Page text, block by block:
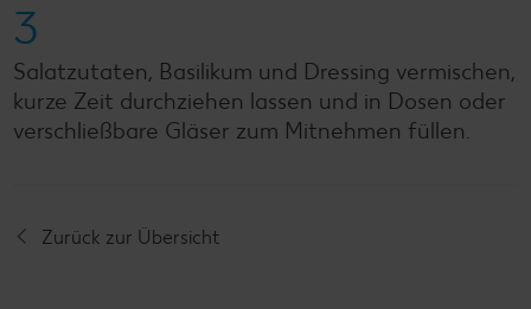
3
Salatzutaten, Basilikum und Dressing vermischen,
kurze Zeit durchziehen lassen und in Dosen oder
verschließbare Gläser zum Mitnehmen füllen.
Zurück zur Übersicht